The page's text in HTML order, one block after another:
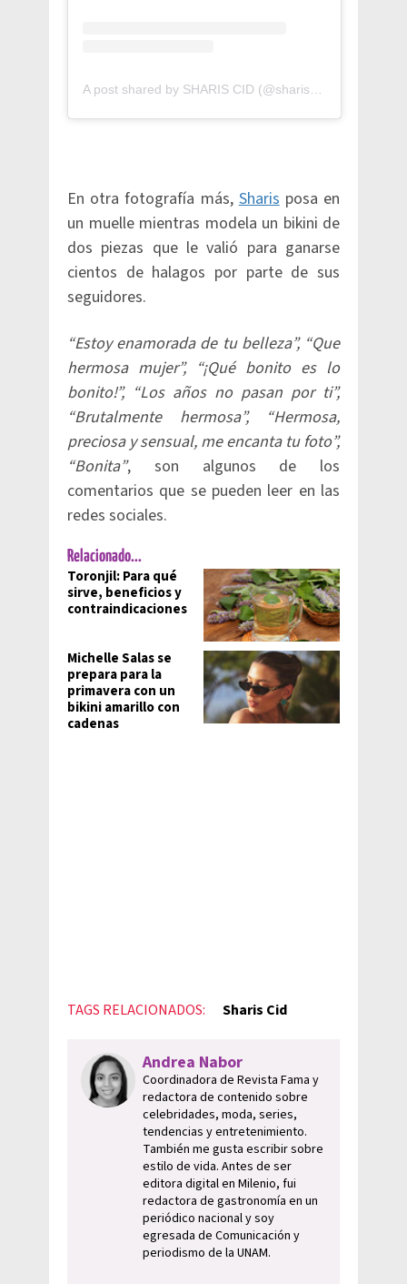
En otra fotografía más, Sharis posa en
un muelle mientras modela un bikini de
dos piezas que le valió para ganarse
cientos de halagos por parte de sus
seguidores.
“Estoy enamorada de tu belleza”, “Que
hermosa mujer”, “¡Qué bonito es lo
bonito!”, “Los años no pasan por ti”,
“Brutalmente hermosa”, “Hermosa,
preciosa y sensual, me encanta tu foto”,
“Bonita”, son algunos de los
comentarios que se pueden leer en las
redes sociales.
Relacionado...
Toronjil: Para qué
sirve, beneficios y
contraindicaciones
Michelle Salas se
prepara para la
primavera con un
bikini amarillo con
cadenas
TAGS RELACIONADOS: Sharis Cid
Andrea Nabor
Coordinadora de Revista Fama y
redactora de contenido sobre
celebridades, moda, series,
tendencias y entretenimiento.
También me gusta escribir sobre
estilo de vida. Antes de ser
editora digital en Milenio, fui
redactora de gastronomía en un
periódico nacional y soy
egresada de Comunicación y
periodismo de la UNAM.